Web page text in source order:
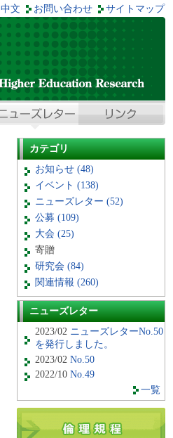
サイトマップ
お問い合わせ
中文
カテゴリ
お知らせ (48)
イベント (138)
ニューズレター (52)
公募 (109)
大会 (25)
寄贈
研究会 (84)
関連情報 (260)
ニューズレター
2023/02 ニューズレターNo.50
を発行しました。
2023/02 No.50
2022/10 No.49
一覧